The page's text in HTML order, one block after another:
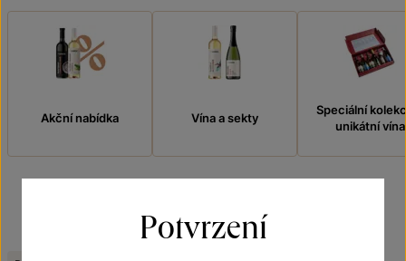
Akční nabídka Vína a sekty
Speciální
unikátní vína
Potvrzení